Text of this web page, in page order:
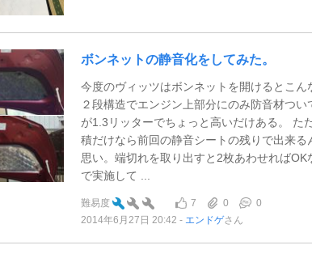
ボンネットの静音化をしてみた。
今度のヴィッツはボンネットを開けるとこん
２段構造でエンジン上部分にのみ防音材つい
が1.3リッターでちょっと高いだけある。 た
積だけなら前回の静音シートの残りで出来る
思い。端切れを取り出すと2枚あわせればOK
で実施して ...
難易度 7 0
0
2014年6月27日 20:42
エンドゲさん